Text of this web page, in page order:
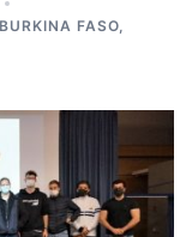
BURKINA FASO,